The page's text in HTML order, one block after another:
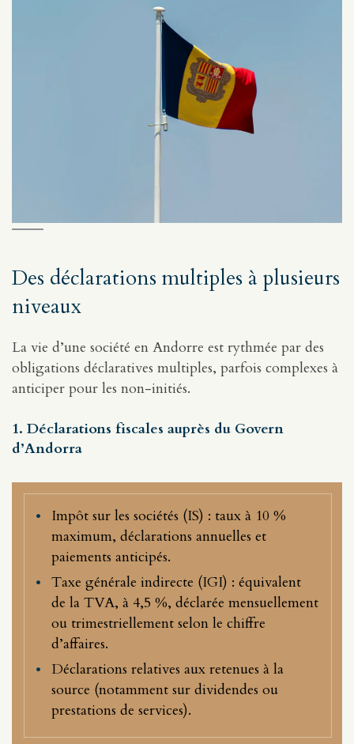
Des déclarations multiples à plusieurs
niveaux
La vie d’une société en Andorre est rythmée par des
obligations déclaratives multiples, parfois complexes à
anticiper pour les non-initiés.
1. Déclarations fiscales auprès du Govern
d’Andorra
Impôt sur les sociétés (IS) : taux à 10 %
maximum, déclarations annuelles et
paiements anticipés.
Taxe générale indirecte (IGI) : équivalent
de la TVA, à 4,5 %, déclarée mensuellement
ou trimestriellement selon le chiffre
d’affaires.
Déclarations relatives aux retenues à la
source (notamment sur dividendes ou
prestations de services).